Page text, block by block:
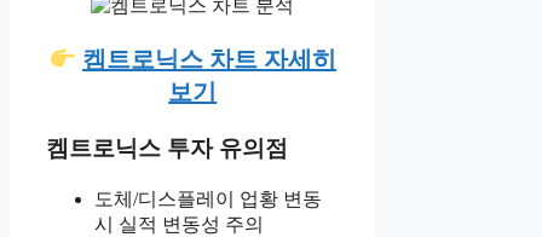
켐트로닉스 차트 자세히
보기
켐트로닉스 투자 유의점
도체/디스플레이 업황 변동
시 실적 변동성 주의